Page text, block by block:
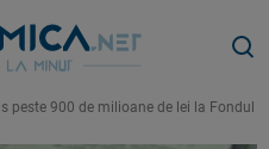
peste 900 de milioane de lei la Fondul